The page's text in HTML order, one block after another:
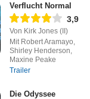
Verflucht Normal
3,9
Von Kirk Jones (II)
Mit Robert Aramayo,
Shirley Henderson,
Maxine Peake
Trailer
Die Odyssee